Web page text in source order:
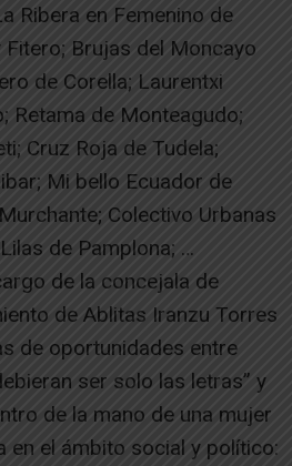
Ribera en Femenino de
Fitero; Brujas del Moncayo
de Corella; Laurentxi
Retama de Monteagudo;
Cruz Roja de Tudela;
Mi bello Ecuador de
Colectivo Urbanas
de Pamplona; …
de la concejala de
de Ablitas Iranzu Torres
de oportunidades entre
ser solo las letras” y
de la mano de una mujer
en el ámbito social y político: